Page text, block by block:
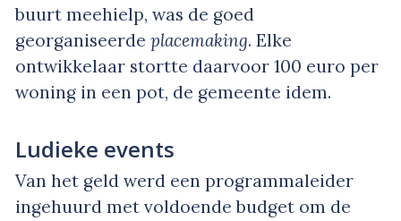
buurt meehielp, was de goed
georganiseerde placemaking. Elke
ontwikkelaar stortte daarvoor 100 euro per
woning in een pot, de gemeente idem.
Ludieke events
Van het geld werd een programmaleider
ingehuurd met voldoende budget om de